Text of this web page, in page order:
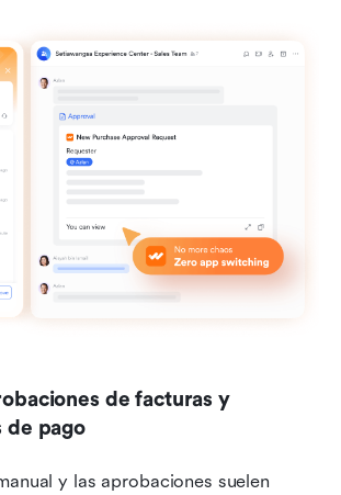
de facturas y
de pago
y las aprobaciones suelen